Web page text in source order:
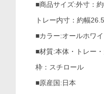
■商品サイズ:外寸：
トレー内寸：約幅
■カラー:オールホワイ
■材質:本体・トレー
枠：スチロール
■原産国:日本